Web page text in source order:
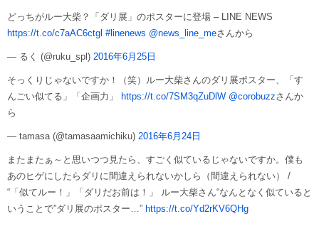
どっちがルー大柴？「ダリ展」のポスターに登場 – LINE NEWS
https://t.co/c7aAC6ctgl #linenews @news_line_meさんから
— るく (@ruku_spl) 2016年6月25日
そっくりじゃないですか！（笑）ルー大柴さんのダリ展ポスター、「す
んごい似てる」「企画力」
https://t.co/7SM3qZuDlW @corobuzzさんか
ら
— tamasa (@tamasaamichiku) 2016年6月24日
またまたぁ～と思いつつ見たら、すごく似ているじゃないですか。僕も
あのヒゲにしたらダリに間違えられないかしら（間違えられない） /
“「似てルー！」「ダリだお前は！」 ルー大柴さん“なんとなく似ていると
いうことで”ダリ展のポスター…” https://t.co/Yd2rKV6QHg